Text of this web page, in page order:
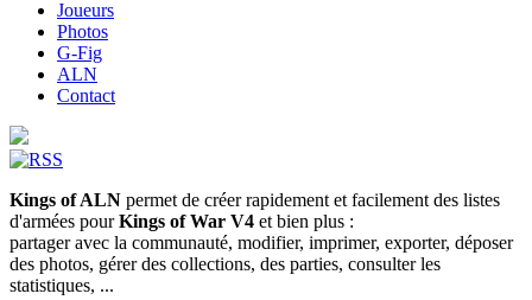
Joueurs
Photos
G-Fig
ALN
Contact
Kings of ALN permet de créer rapidement et facilement des listes
d'armées pourKings of War V4 et bien plus :
partager avec la communauté, modifier, imprimer, exporter, déposer
des photos, gérer des collections, des parties, consulter les
statistiques, ...